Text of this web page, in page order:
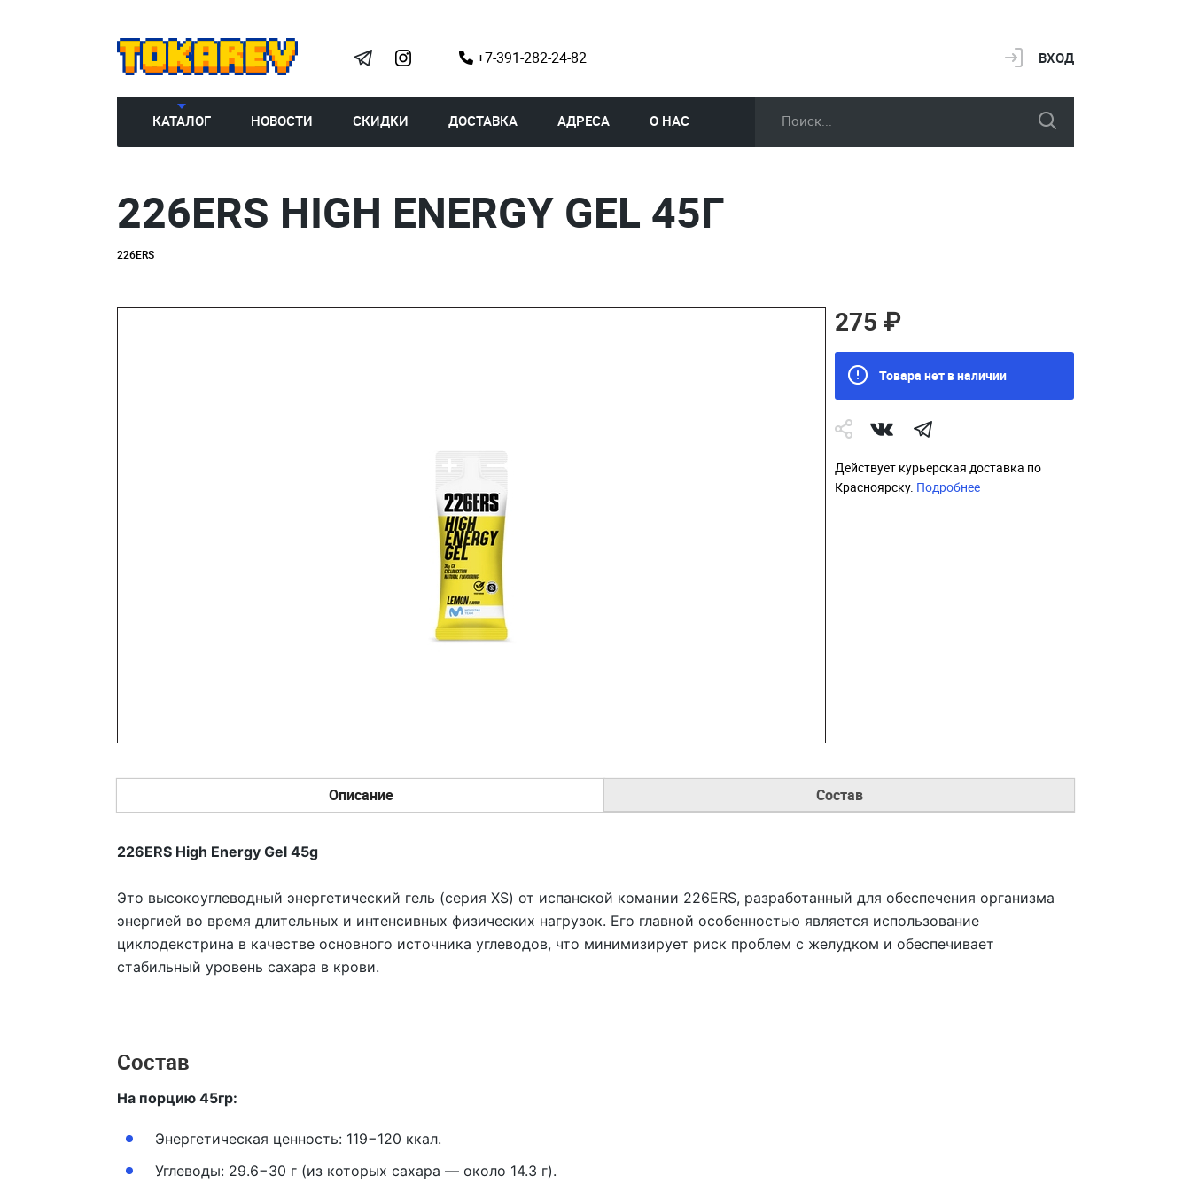
+7-391-282-24-82 ВХОД
КАТАЛОГ НОВОСТИ СКИДКИ ДОСТАВКА АДРЕСА О НАС
226ERS HIGH ENERGY GEL 45Г
226ERS
275 ₽
Товара нет в наличии
Действует курьерская доставка по
Красноярску. Подробнее
Описание Состав
226ERS High Energy Gel 45g
Это высокоуглеводный энергетический гель (серия XS) от испанской комании 226ERS, разработанный для обеспечения организма
энергией во время длительных и интенсивных физических нагрузок. Его главной особенностью является использование
циклодекстрина в качестве основного источника углеводов, что минимизирует риск проблем с желудком и обеспечивает
стабильный уровень сахара в крови.
Состав
На порцию 45гр:
Энергетическая ценность: 119−120 ккал.
Углеводы: 29.6−30 г (из которых сахара — около 14.3 г).